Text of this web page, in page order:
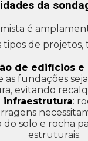
da
é
tipos de projetos,
de edifícios e
as fundações
evitando
infraestrutura:
solo e rocha
estruturais.